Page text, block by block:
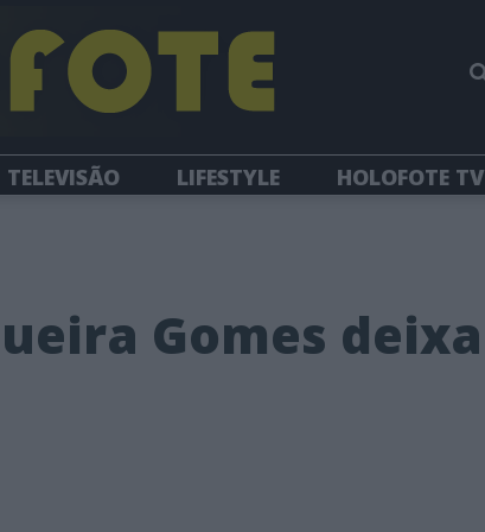
TELEVISÃO LIFESTYLE
HOLOFOTE TV
Gomes deixa